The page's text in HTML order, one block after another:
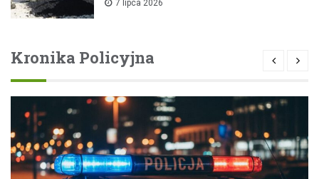
7 lipca 2026
Kronika Policyjna